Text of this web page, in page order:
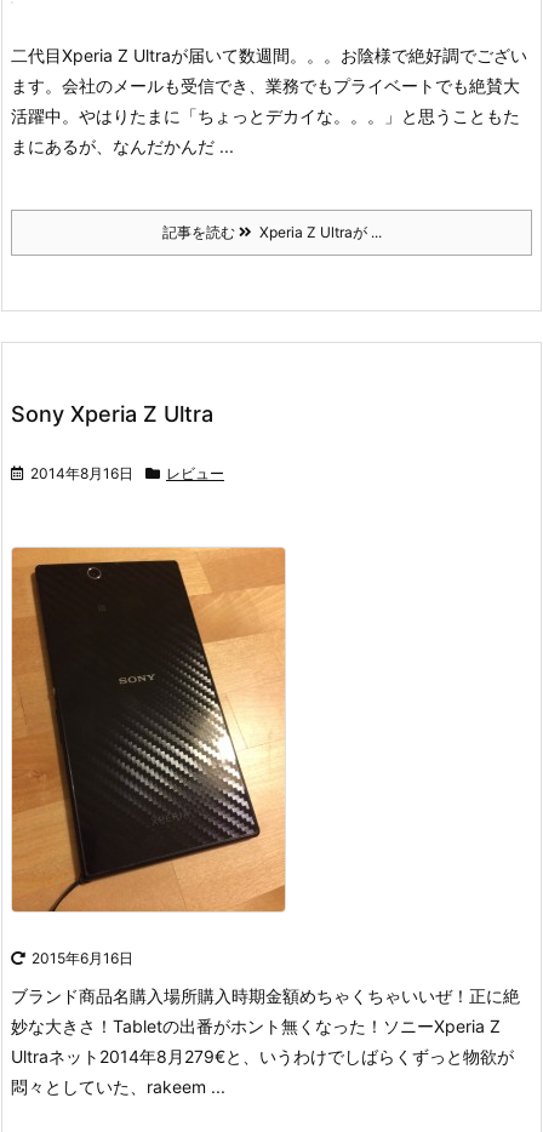
二代目Xperia Z Ultraが届いて数週間。。。 お陰様で絶好調でござい
ます。会社のメールも受信でき、業務でもプライベートでも絶賛大
活躍中。やはりたまに「ちょっとデカイな。。。」と思うこともた
まにあるが、なんだかんだ ...
記事を読む Xperia Z Ultraが ...
Sony Xperia Z Ultra
2014年8月16日 レビュー
2015年6月16日
ブランド商品名購入場所購入時期金額めちゃくちゃいいぜ！正に絶
妙な大きさ！Tabletの出番がホント無くなった！ソニーXperia Z
Ultraネット2014年8月279€と、いうわけでしばらくずっと物欲が
悶々としていた、rakeem ...